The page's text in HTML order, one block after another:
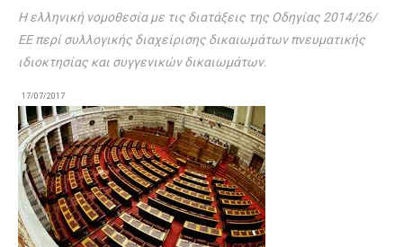
Η ελληνική νομοθεσία με τις διατάξεις της Οδηγίας 2014/26/
ΕΕ περί συλλογικής διαχείρισης δικαιωμάτων πνευματικής
ιδιοκτησίας και συγγενικών δικαιωμάτων.
17/07/2017